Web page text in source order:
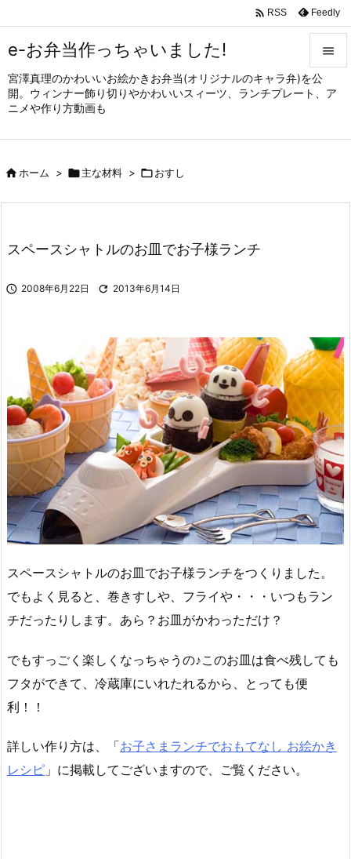
e-お弁当作っちゃいました!
宮澤真理のかわいいお絵かきお弁当(オリジナルのキャラ弁)を公
開。ウィンナー飾り切りやかわいいスィーツ、ランチプレート、ア
ニメや作り方動画も


メニュ
サイド

 RSS Feedly
ホーム > 主な材料 > おすし
スペースシャトルのお皿でお子様ランチ
 2008年6月22日  2013年6月14日
スペースシャトルのお皿でお子様ランチをつくりました。
でもよく見ると、巻きすしや、フライや・・・いつもラン
チだったりします。あら？お皿がかわっただけ？
でもすっごく楽しくなっちゃうの♪このお皿は食べ残しても
フタができて、冷蔵庫にいれたれるから、とっても便
利！！
詳しい作り方は、「お子さまランチでおもてなし お絵かき
レシピ 」に掲載してございますので、ご覧ください。